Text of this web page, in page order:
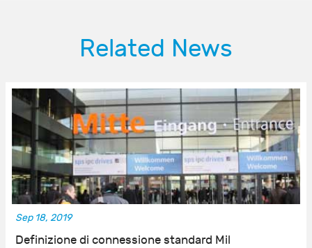
Related News
Sep 18, 2019
Definizione di connessione standard Mil